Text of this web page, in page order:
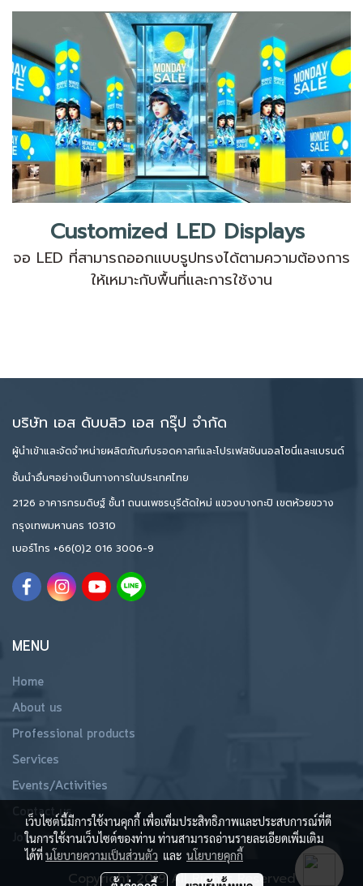
Customized LED Displays
จอ LED ที่สามารถออกแบบรูปทรงได้ตามความต้องการ
ให้เหมาะกับพื้นที่และการใช้งาน
บริษัท เอส ดับบลิว เอส กรุ๊ป จำกัด
ผู้นำเข้าและจัดจำหน่ายผลิตภัณฑ์บรอดคาสท์และโปรเฟสชันนอลโซนี่และแบรนด์
ชั้นนำอื่นๆอย่างเป็นทางการในประเทศไทย
2126 อาคารกรมดิษฐ์ ชั้น1 ถนนเพชรบุรีตัดใหม่ แขวงบางกะปิ เขตห้วยขวาง
กรุงเทพมหานคร 10310
เบอร์โทร +66(0)2 016 3006-9
MENU
Home
About us
Professional products
Services
Events/Activities
Contact us
Join us
Copyright 2019 All Rights Reserved
เว็บไซต์นี้มีการใช้งานคุกกี้ เพื่อเพิ่มประสิทธิภาพและประสบการณ์ที่ดี
ในการใช้งานเว็บไซต์ของท่าน ท่านสามารถอ่านรายละเอียดเพิ่มเติม
ได้ที่นโยบายความเป็นส่วนตัว และ นโยบายคุกกี้